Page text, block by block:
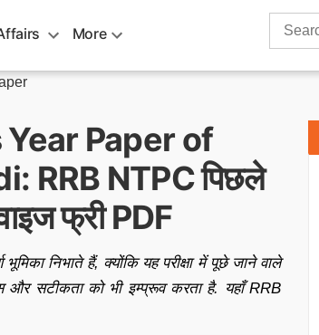
More
Search
Paper of
RRB NTPC पिछले
फ्री PDF
निभाते हैं, क्योंकि यह परीक्षा में पूछे जाने वाले
सटीकता को भी इम्प्रूव करता है. यहाँ RRB